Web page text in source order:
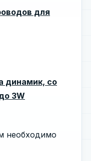
для
динамик, со
3W
необходимо